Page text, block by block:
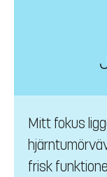
Mitt fokus
frisk